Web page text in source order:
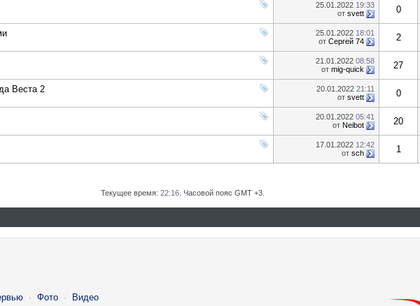
25.01.2022 19:33
от svett 0
25.01.2022 18:01
от Сергей 74 2
21.01.2022 08:58
от mig-quick 27
Веста 2 20.01.2022 21:11
от svett 0
20.01.2022 05:41
от Neibot 20
17.01.2022 12:42
от sch 1
Текущее время: 22:16 . Часовой пояс GMT +3.
· Фото · Видео